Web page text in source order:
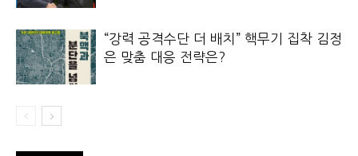
“강력 공격수단 더 배치” 핵무기 집착 김정
은 맞춤 대응 전략은?